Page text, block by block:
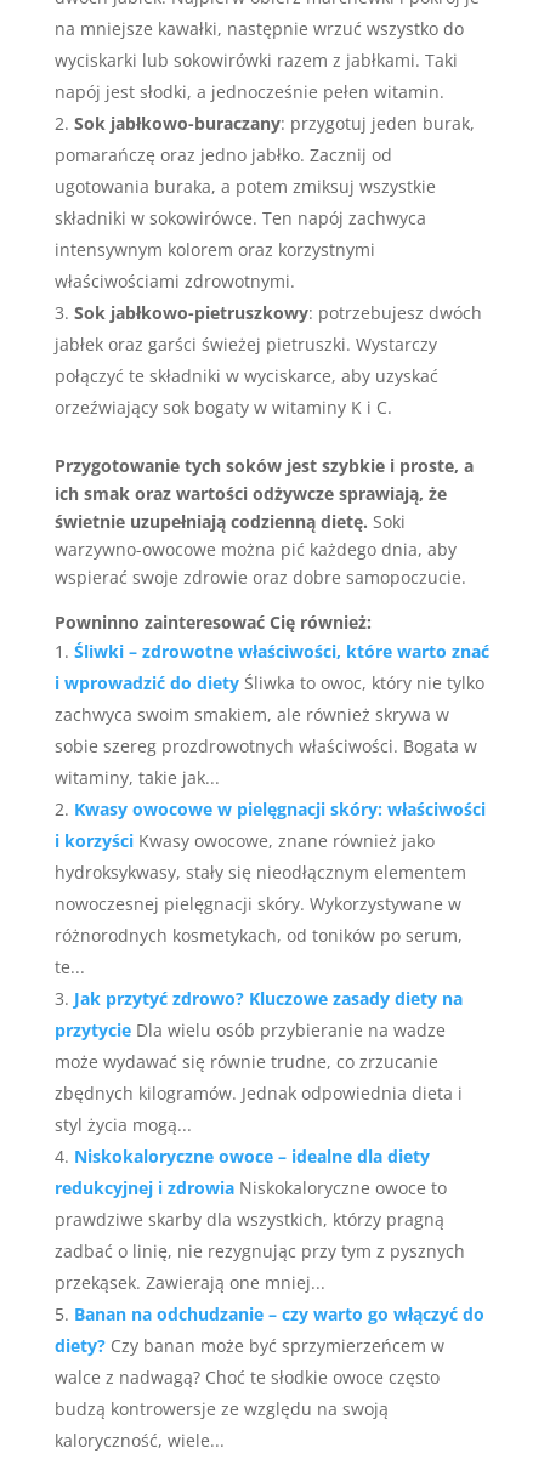
na mniejsze kawałki, następnie wrzuć wszystko do
wyciskarki lub sokowirówki razem z jabłkami. Taki
napój jest słodki, a jednocześnie pełen witamin.
Sok jabłkowo-buraczany: przygotuj jeden burak,
pomarańczę oraz jedno jabłko. Zacznij od
ugotowania buraka, a potem zmiksuj wszystkie
składniki w sokowirówce. Ten napój zachwyca
intensywnym kolorem oraz korzystnymi
właściwościami zdrowotnymi.
Sok jabłkowo-pietruszkowy: potrzebujesz dwóch
jabłek oraz garści świeżej pietruszki. Wystarczy
połączyć te składniki w wyciskarce, aby uzyskać
orzeźwiający sok bogaty w witaminy K i C.
Przygotowanie tych soków jest szybkie i proste, a
ich smak oraz wartości odżywcze sprawiają, że
świetnie uzupełniają codzienną dietę. Soki
warzywno-owocowe można pić każdego dnia, aby
wspierać swoje zdrowie oraz dobre samopoczucie.
Powninno zainteresować Cię również:
Śliwki – zdrowotne właściwości, które warto znać
i wprowadzić do diety Śliwka to owoc, który nie tylko
zachwyca swoim smakiem, ale również skrywa w
sobie szereg prozdrowotnych właściwości. Bogata w
witaminy, takie jak...
Kwasy owocowe w pielęgnacji skóry: właściwości
i korzyści Kwasy owocowe, znane również jako
hydroksykwasy, stały się nieodłącznym elementem
nowoczesnej pielęgnacji skóry. Wykorzystywane w
różnorodnych kosmetykach, od toników po serum,
te...
Jak przytyć zdrowo? Kluczowe zasady diety na
przytycie Dla wielu osób przybieranie na wadze
może wydawać się równie trudne, co zrzucanie
zbędnych kilogramów. Jednak odpowiednia dieta i
styl życia mogą...
Niskokaloryczne owoce – idealne dla diety
redukcyjnej i zdrowia Niskokaloryczne owoce to
prawdziwe skarby dla wszystkich, którzy pragną
zadbać o linię, nie rezygnując przy tym z pysznych
przekąsek. Zawierają one mniej...
Banan na odchudzanie – czy warto go włączyć do
diety? Czy banan może być sprzymierzeńcem w
walce z nadwagą? Choć te słodkie owoce często
budzą kontrowersje ze względu na swoją
kaloryczność, wiele...